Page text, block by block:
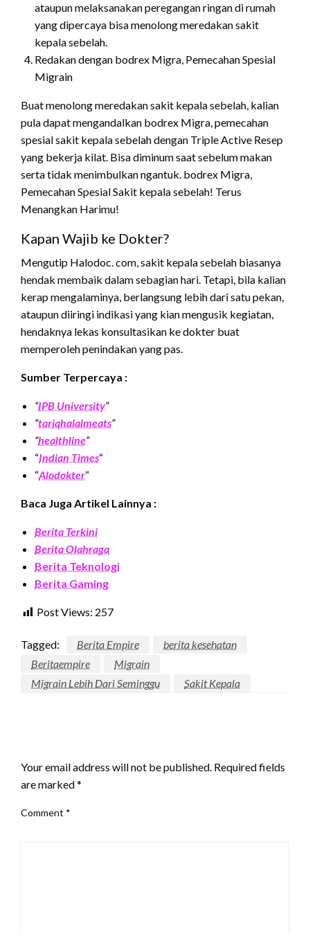
ataupun melaksanakan peregangan ringan di rumah
yang dipercaya bisa menolong meredakan sakit
kepala sebelah.
Redakan dengan bodrex Migra, Pemecahan Spesial
Migrain
Buat menolong meredakan sakit kepala sebelah, kalian
pula dapat mengandalkan bodrex Migra, pemecahan
spesial sakit kepala sebelah dengan Triple Active Resep
yang bekerja kilat. Bisa diminum saat sebelum makan
serta tidak menimbulkan ngantuk. bodrex Migra,
Pemecahan Spesial Sakit kepala sebelah! Terus
Menangkan Harimu!
Kapan Wajib ke Dokter?
Mengutip Halodoc. com, sakit kepala sebelah biasanya
hendak membaik dalam sebagian hari. Tetapi, bila kalian
kerap mengalaminya, berlangsung lebih dari satu pekan,
ataupun diiringi indikasi yang kian mengusik kegiatan,
hendaknya lekas konsultasikan ke dokter buat
memperoleh penindakan yang pas.
Sumber Terpercaya :
“IPB University”
“tariqhalalmeats”
“healthline“
“Indian Times“
“Alodokter“
Baca Juga Artikel Lainnya :
Berita Terkini
Berita Olahraga
Berita Teknologi
Berita Gaming
Post Views: 257
Tagged: Berita Empire
berita kesehatan
Beritaempire
Migrain
Migrain Lebih Dari Seminggu
Sakit Kepala
Your email address will not be published. Required fields
are marked*
Comment *